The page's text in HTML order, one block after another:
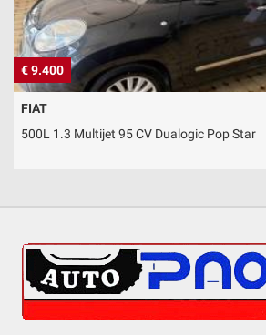
€ 9.400
FIAT
500L 1.3 Multijet 95 CV Dualogic Pop Star